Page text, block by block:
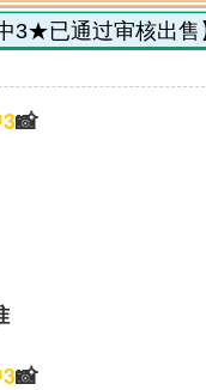
3★已通过审核出售
📸
📸